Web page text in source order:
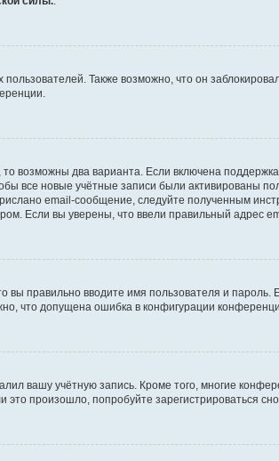
Также возможно, что он
возможны два варианта. Если включена
все новые учётные записи были активированы
email-сообщение, следуйте полученным
Если вы уверены, что ввели правильный адрес
вы правильно вводите имя пользователя и
что допущена ошибка в конфигурации
вашу учётную запись. Кроме того, многие
произошло, попробуйте зарегистрироваться